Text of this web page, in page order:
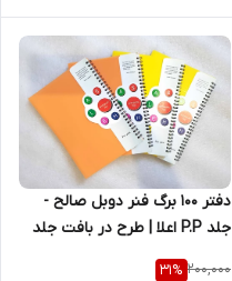
دفتر 100 برگ فنر دوبل صالح -
جلد P.P اعلا | طرح در بافت جلد
به صورت برجسته | کاغذ 70 گرم
200,000
31%